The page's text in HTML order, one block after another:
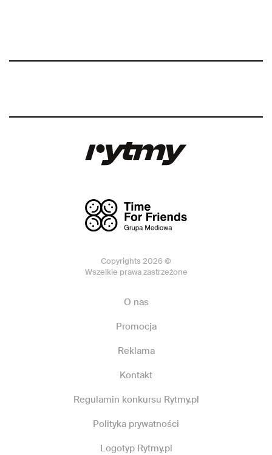
Copyrights 2026 ©
Wszelkie prawa zastrzeżone
O nas
Promocja
Reklama
Kontakt
Regulamin konkursu Rytmy.pl
Polityka prywatności
Logotyp Rytmy.pl